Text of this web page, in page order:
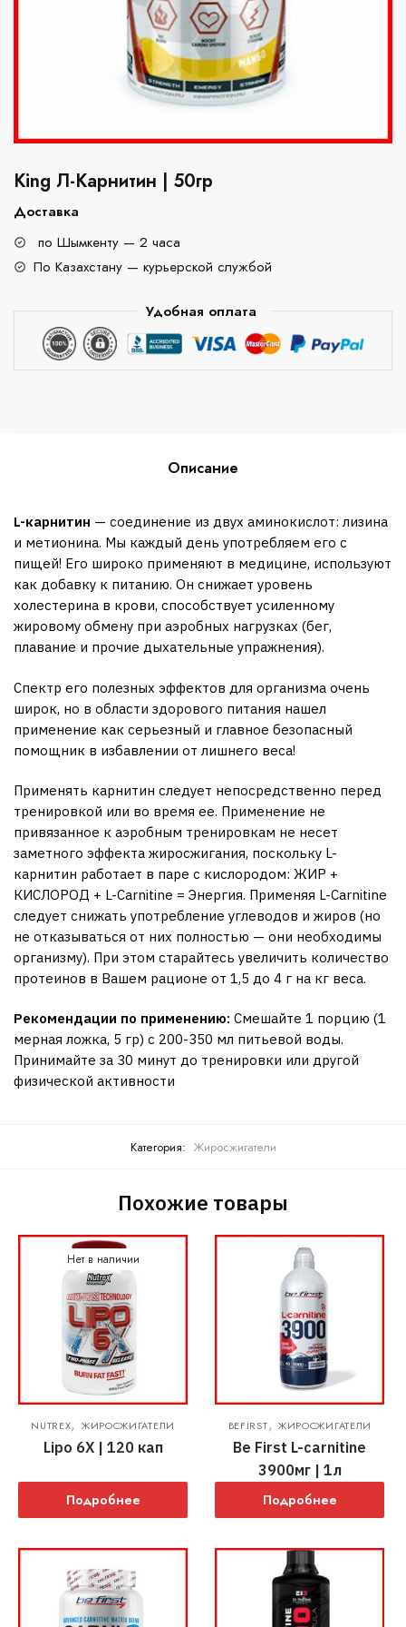
King Л-Карнитин | 50гр
Доставка
по Шымкенту — 2 часа
По Казахстану — курьерской службой
Удобная оплата
Описание
L-карнитин — соединение из двух аминокислот: лизина
и метионина. Мы каждый день употребляем его с
пищей! Его широко применяют в медицине, используют
как добавку к питанию. Он снижает уровень
холестерина в крови, способствует усиленному
жировому обмену при аэробных нагрузках (бег,
плавание и прочие дыхательные упражнения).
Спектр его полезных эффектов для организма очень
широк, но в области здорового питания нашел
применение как серьезный и главное безопасный
помощник в избавлении от лишнего веса!
Применять карнитин следует непосредственно перед
тренировкой или во время ее. Применение не
привязанное к аэробным тренировкам не несет
заметного эффекта жиросжигания, поскольку L-
карнитин работает в паре с кислородом: ЖИР +
КИСЛОРОД + L-Carnitine = Энергия. Применяя L-Carnitine
следует снижать употребление углеводов и жиров (но
не отказываться от них полностью — они необходимы
организму). При этом старайтесь увеличить количество
протеинов в Вашем рационе от 1,5 до 4 г на кг веса.
Рекомендации по применению: Смешайте 1 порцию (1
мерная ложка, 5 гр) с 200-350 мл питьевой воды.
Принимайте за 30 минут до тренировки или другой
физической активности
Категория: Жиросжигатели
Похожие товары
Нет в наличии
NUTREX, ЖИРОСЖИГАТЕЛИ
Lipo 6X | 120 кап
Подробнее
BEFIRST, ЖИРОСЖИГАТЕЛИ
Be First L-carnitine
3900мг | 1л
Подробнее